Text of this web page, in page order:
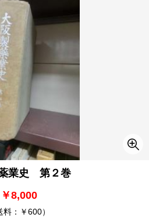
業史 第２巻
￥8,000
料：￥600）